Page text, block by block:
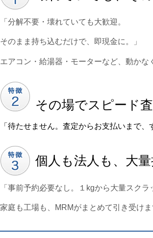
「分解不要・壊れていても大歓迎。
そのまま持ち込むだけで、即現金に。」
エアコン・給湯器・モーターなど、動かな
その場でスピード
「待たせません。査定からお支払いまで、
個人も法人も、大量
「事前予約必要なし。１kgから大量スクラ
家庭も工場も、MRMがまとめて引き受けま